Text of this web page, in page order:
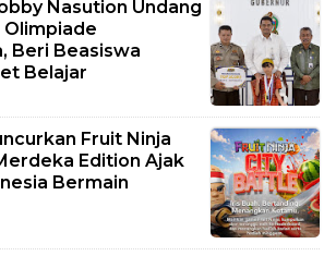
Nasution Undang
Olimpiade
Beri Beasiswa
Belajar
Fruit Ninja
Edition Ajak
Bermain